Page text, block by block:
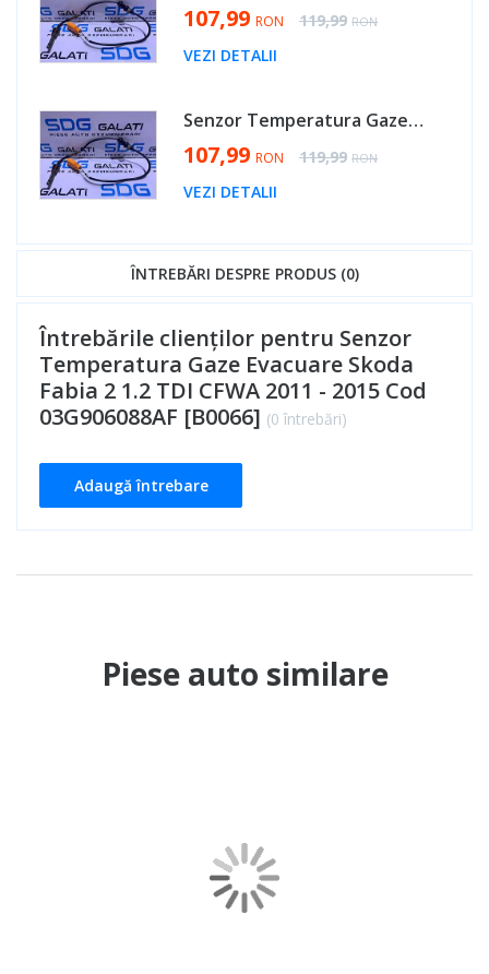
Special Price
107,99 RON Regular Price
119,99 RON
VEZI DETALII
Senzor Temperatura Gaze Evacuare Audi A1 1.6 TDI CAYB CAYC 2011 - 2014 Cod 03G906088AF [B0066]
Special Price
107,99 RON Regular Price
119,99 RON
VEZI DETALII
ÎNTREBĂRI DESPRE PRODUS (0)
Întrebările clienților pentru Senzor
Temperatura Gaze Evacuare Skoda
Fabia 2 1.2 TDI CFWA 2011 - 2015 Cod
03G906088AF [B0066] (0 întrebări)
Adaugă întrebare
Piese auto similare